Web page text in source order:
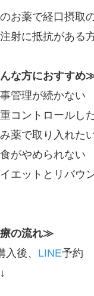
お薬で経口摂取
射に抵抗がある
な方におすすめ
管理が続かない
コントロールし
薬で取り入れた
がやめられない
エットとリバウ
の流れ≫
入後、 LINE予約